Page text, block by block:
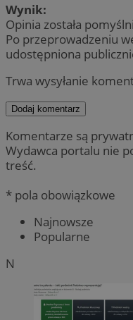
Wynik:
Opinia została
Po przeprowadzeniu
udostępniona
Trwa wysyłanie
Dodaj komentarz
Komentarze są
Wydawca portalu nie
treść.
* pola obowiązkowe
Najnowsze
Popularne
N